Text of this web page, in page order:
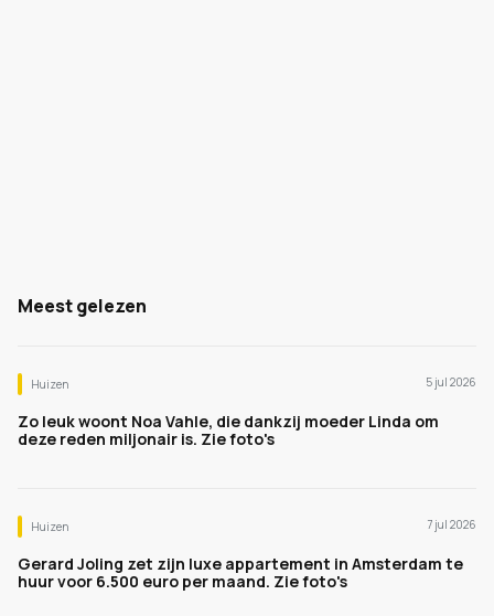
Meest gelezen
Huizen 5 jul 2026
Zo leuk woont Noa Vahle, die dankzij moeder Linda om
deze reden miljonair is. Zie foto's
Huizen 7 jul 2026
Gerard Joling zet zijn luxe appartement in Amsterdam te
huur voor 6.500 euro per maand. Zie foto's